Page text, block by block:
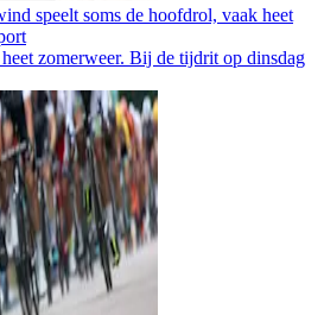
speelt soms de hoofdrol, vaak heet
zomerweer. Bij de tijdrit op dinsdag